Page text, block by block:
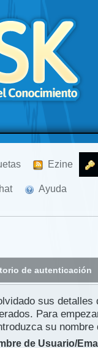
Ezine
Ayuda
de autenticación
sus
Para
su
de Usuario/